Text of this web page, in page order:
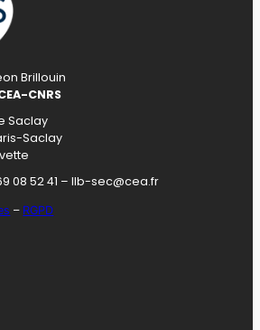
Brillouin
CNRS
Saclay
Saclay
08 52 41 – llb-sec@cea.fr
– RGPD